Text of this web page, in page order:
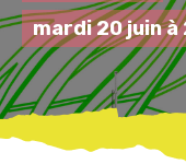
mardi 20 juin